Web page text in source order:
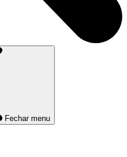
Fechar menu